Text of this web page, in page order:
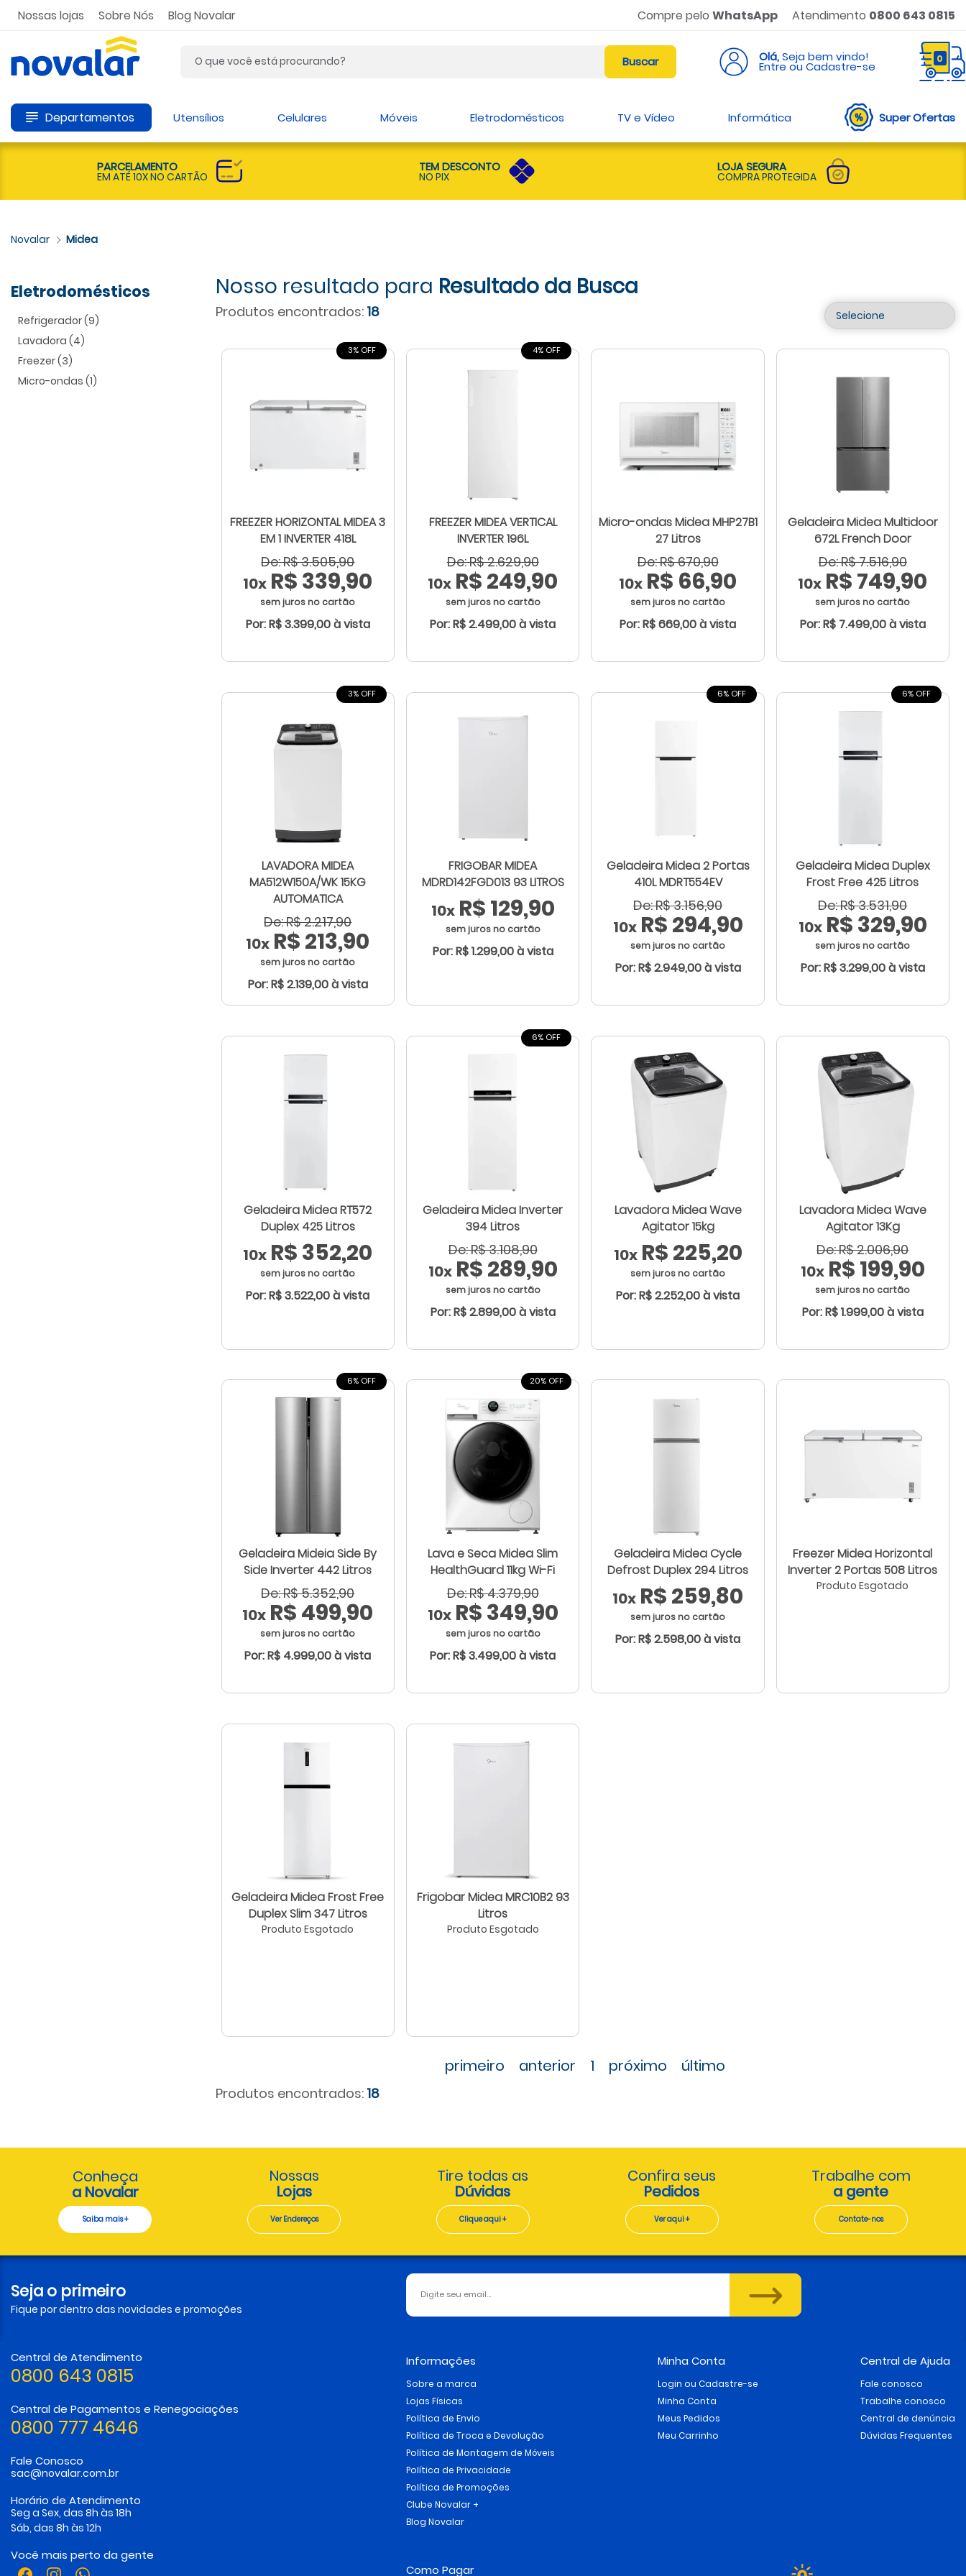
Nossas lojas Sobre Nós Blog Novalar Compre pelo WhatsApp Atendimento 0800 643 0815
Olá,Seja bem vindo!
Entre ou Cadastre-se
0
Departamentos Utensílios Celulares Móveis Eletrodomésticos TV e Vídeo Informática Super Ofertas
PARCELAMENTO
EM ATÉ 10X NO CARTÃO
TEM DESCONTO
NO PIX
LOJA SEGURA
COMPRA PROTEGIDA
Midea
Eletrodomésticos
Refrigerador (9)
Lavadora (4)
Freezer (3)
Micro-ondas (1)
Resultado da Busca
Produtos encontrados: 18
3% OFF
FREEZER HORIZONTAL MIDEA 3
EM 1 INVERTER 418L
De: R$ 3.505,90
10x R$ 339,90
sem juros no cartão
Por: R$ 3.399,00 à vista
4% OFF
FREEZER MIDEA VERTICAL
INVERTER 196L
De: R$ 2.629,90
10x R$ 249,90
sem juros no cartão
Por: R$ 2.499,00 à vista
Micro-ondas Midea MHP27B1
27 Litros
De: R$ 670,90
10x R$ 66,90
sem juros no cartão
Por: R$ 669,00 à vista
Geladeira Midea Multidoor
672L French Door
De: R$ 7.516,90
10x R$ 749,90
sem juros no cartão
Por: R$ 7.499,00 à vista
3% OFF
LAVADORA MIDEA
MA512W150A/WK 15KG
AUTOMATICA
De: R$ 2.217,90
10x R$ 213,90
sem juros no cartão
Por: R$ 2.139,00 à vista
FRIGOBAR MIDEA
MDRD142FGD013 93 LITROS
10x R$ 129,90
sem juros no cartão
Por: R$ 1.299,00 à vista
6% OFF
Geladeira Midea 2 Portas
410L MDRT554EV
De: R$ 3.156,90
10x R$ 294,90
sem juros no cartão
Por: R$ 2.949,00 à vista
6% OFF
Geladeira Midea Duplex
Frost Free 425 Litros
De: R$ 3.531,90
10x R$ 329,90
sem juros no cartão
Por: R$ 3.299,00 à vista
Geladeira Midea RT572
Duplex 425 Litros
10x R$ 352,20
sem juros no cartão
Por: R$ 3.522,00 à vista
6% OFF
Geladeira Midea Inverter
394 Litros
De: R$ 3.108,90
10x R$ 289,90
sem juros no cartão
Por: R$ 2.899,00 à vista
Lavadora Midea Wave
Agitator 15kg
10x R$ 225,20
sem juros no cartão
Por: R$ 2.252,00 à vista
Lavadora Midea Wave
Agitator 13Kg
De: R$ 2.006,90
10x R$ 199,90
sem juros no cartão
Por: R$ 1.999,00 à vista
6% OFF
Geladeira Mideia Side By
Side Inverter 442 Litros
De: R$ 5.352,90
10x R$ 499,90
sem juros no cartão
Por: R$ 4.999,00 à vista
20% OFF
Lava e Seca Midea Slim
HealthGuard 11kg Wi-Fi
De: R$ 4.379,90
10x R$ 349,90
sem juros no cartão
Por: R$ 3.499,00 à vista
Geladeira Midea Cycle
Defrost Duplex 294 Litros
10x R$ 259,80
sem juros no cartão
Por: R$ 2.598,00 à vista
Freezer Midea Horizontal
Inverter 2 Portas 508 Litros
Produto Esgotado
Geladeira Midea Frost Free
Duplex Slim 347 Litros
Produto Esgotado
Frigobar Midea MRC10B2 93
Litros
Produto Esgotado
primeiro anterior 1 próximo último
Produtos encontrados: 18
Conheça
a Novalar
Saiba mais +
Nossas
Lojas
Ver Endereços
Tire todas as
Dúvidas
Clique aqui +
Confira seus
Pedidos
Ver aqui +
Trabalhe com
a gente
Contate-nos
Seja o primeiro
Fique por dentro das novidades e promoções
Central de Atendimento
0800 643 0815
Central de Pagamentos e Renegociações
0800 777 4646
Fale Conosco
sac@novalar.com.br
Horário de Atendimento
Seg a Sex, das 8h às 18h
Sáb, das 8h às 12h
Você mais perto da gente
Informações
Sobre a marca
Lojas Físicas
Política de Envio
Política de Troca e Devolução
Política de Montagem de Móveis
Política de Privacidade
Política de Promoções
Clube Novalar +
Blog Novalar
Minha Conta
Login ou Cadastre-se
Minha Conta
Meus Pedidos
Meu Carrinho
Central de Ajuda
Fale conosco
Trabalhe conosco
Central de denúncia
Dúvidas Frequentes
Como Pagar